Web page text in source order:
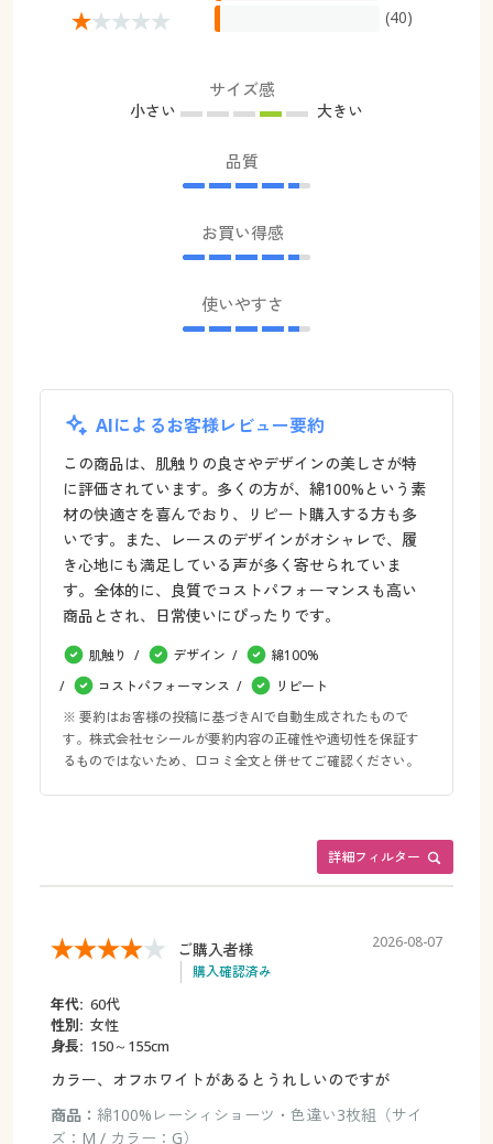
(40)
サイズ感
小さい 大きい
品質
お買い得感
使いやすさ
AIによるお客様レビュー要約
この商品は、肌触りの良さやデザインの美しさが特
に評価されています。多くの方が、綿100%という素
材の快適さを喜んでおり、リピート購入する方も多
いです。また、レースのデザインがオシャレで、履
き心地にも満足している声が多く寄せられていま
す。全体的に、良質でコストパフォーマンスも高い
商品とされ、日常使いにぴったりです。
肌触り デザイン
綿100%
コストパフォーマンス
リピート
※ 要約はお客様の投稿に基づきAIで自動生成されたもので
す。株式会社セシールが要約内容の正確性や適切性を保証す
るものではないため、口コミ全文と併せてご確認ください。
詳細フィルター
ご購入者様
購入確認済み
2026-08-07
年代: 60代
性別: 女性
身長: 150～155cm
カラー、オフホワイトがあるとうれしいのですが
商品： 綿100%レーシィショーツ・色違い3枚組（サイ
ズ：M / カラー：G）